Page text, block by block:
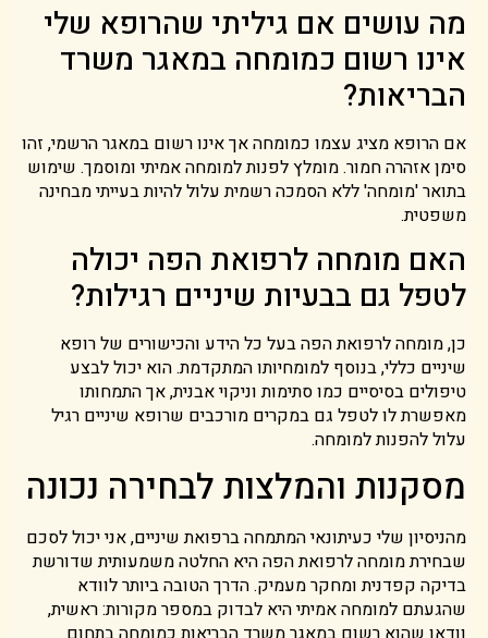
מה עושים אם גיליתי שהרופא שלי
אינו רשום כמומחה במאגר משרד
הבריאות?
אם הרופא מציג עצמו כמומחה אך אינו רשום במאגר הרשמי, זהו
סימן אזהרה חמור. מומלץ לפנות למומחה אמיתי ומוסמך. שימוש
בתואר 'מומחה' ללא הסמכה רשמית עלול להיות בעייתי מבחינה
משפטית.
האם מומחה לרפואת הפה יכולה
לטפל גם בבעיות שיניים רגילות?
כן, מומחה לרפואת הפה בעל כל הידע והכישורים של רופא
שיניים כללי, בנוסף למומחיותו המתקדמת. הוא יכול לבצע
טיפולים בסיסיים כמו סתימות וניקוי אבנית, אך התמחותו
מאפשרת לו לטפל גם במקרים מורכבים שרופא שיניים רגיל
עלול להפנות למומחה.
מסקנות והמלצות לבחירה נכונה
מהניסיון שלי כעיתונאי המתמחה ברפואת שיניים, אני יכול לסכם
שבחירת מומחה לרפואת הפה היא החלטה משמעותית שדורשת
בדיקה קפדנית ומחקר מעמיק. הדרך הטובה ביותר לוודא
שהגעתם למומחה אמיתי היא לבדוק במספר מקורות: ראשית,